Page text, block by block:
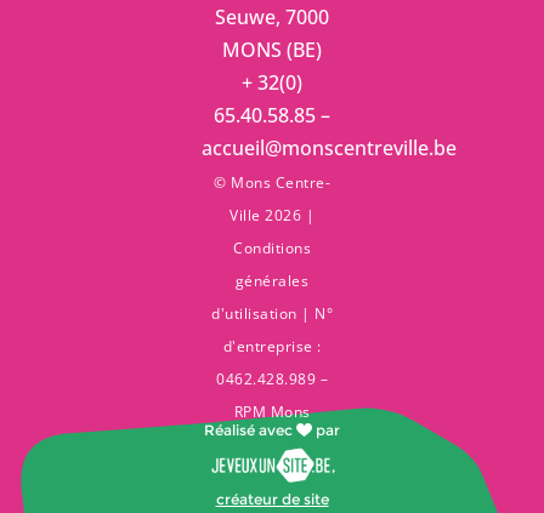
Seuwe, 7000
MONS (BE)
+ 32(0)
65.40.58.85 –
accueil@monscentreville.be
© Mons Centre-
Ville 2026 |
Conditions
générales
d'utilisation | N°
d'entreprise :
0462.428.989 –
RPM Mons
Réalisé avec par
,
créateur de site